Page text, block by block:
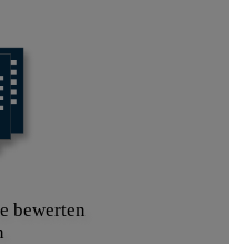
bewerten